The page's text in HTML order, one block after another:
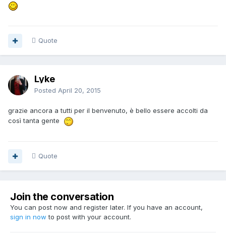
Quote
Lyke
Posted April 20, 2015
grazie ancora a tutti per il benvenuto, è bello essere accolti da
così tanta gente
Quote
Join the conversation
You can post now and register later. If you have an account,
sign in now to post with your account.